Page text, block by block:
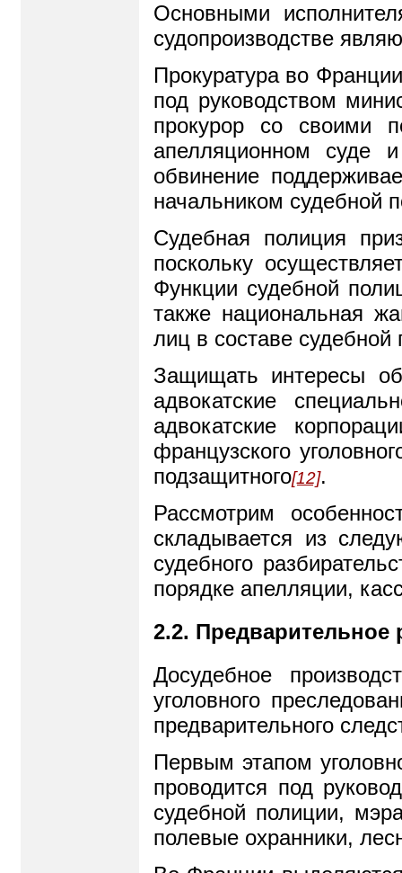
Основными
судопроизводстве
Прокуратура во
под руководством
прокурор со своими
апелляционном суде
обвинение
начальником судебной
Судебная полиция
поскольку
Функции судебной
также национальная
лиц в составе судебной
Защищать интересы
адвокатские
адвокатские
французского
подзащитного[12].
Рассмотрим
складывается из
судебного
порядке апелляции,
2.2. Предварительное
Досудебное
уголовного
предварительного
Первым этапом
проводится под
судебной полиции,
полевые охранники,